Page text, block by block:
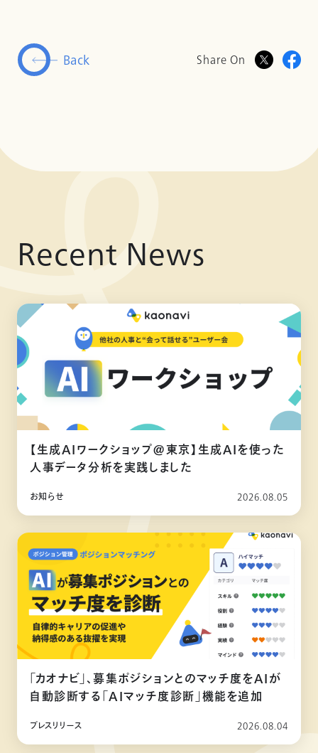
Back Share On
Recent News
【生成AIワークショップ@東京】生成AIを使った
人事データ分析を実践しました
お知らせ 2026.08.05
「カオナビ」、募集ポジションとのマッチ度をAIが
自動診断する「AIマッチ度診断」機能を追加
プレスリリース 2026.08.04